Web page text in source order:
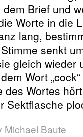
dem Brief und
Worte in die
lang,
senkt
gleich wieder
Wort
des Wortes
Sektflasche
Michael Baute